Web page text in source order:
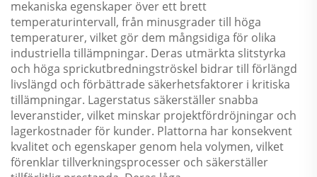
mekaniska egenskaper över ett brett
temperaturintervall, från minusgrader till höga
temperaturer, vilket gör dem mångsidiga för olika
industriella tillämpningar. Deras utmärkta slitstyrka
och höga sprickutbredningströskel bidrar till förlängd
livslängd och förbättrade säkerhetsfaktorer i kritiska
tillämpningar. Lagerstatus säkerställer snabba
leveranstider, vilket minskar projektfördröjningar och
lagerkostnader för kunder. Plattorna har konsekvent
kvalitet och egenskaper genom hela volymen, vilket
förenklar tillverkningsprocesser och säkerställer